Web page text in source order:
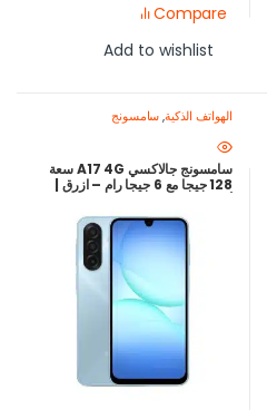
Compare
Add to wishlist
الهواتف الذكية,سامسونج
سامسونج جالاكسي A17 4G سعة
128 جيجا مع 6 جيجا رام – ازرق |